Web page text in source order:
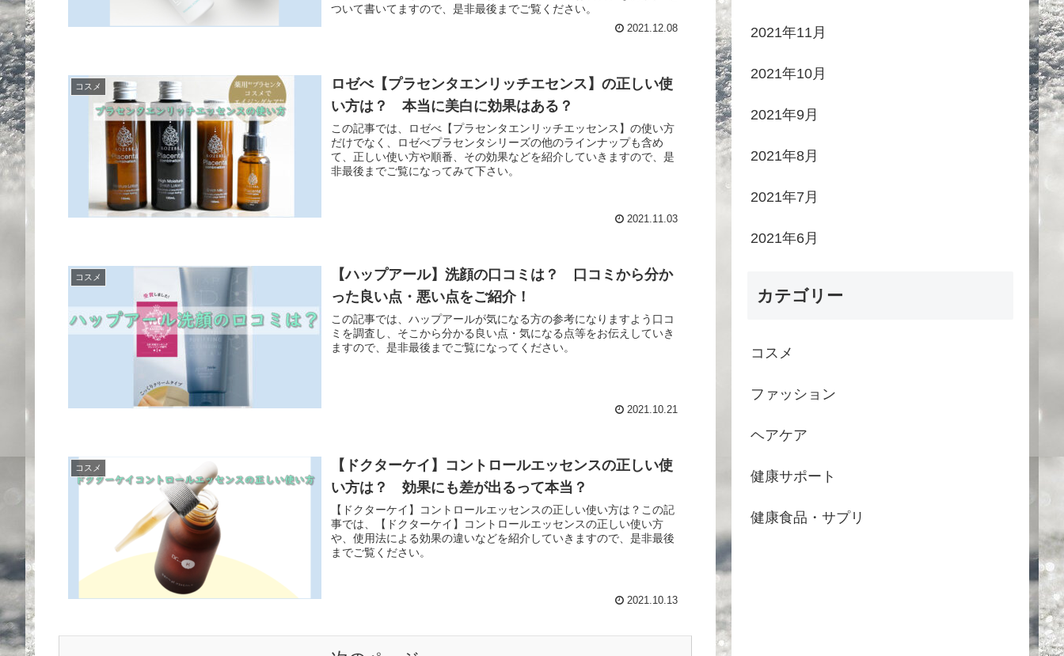
ついて書いてますので、是非最後までご覧ください。
2021.12.08
コスメ
ロゼべ【プラセンタエンリッチエセンス】の正しい使
い方は？ 本当に美白に効果はある？
この記事では、ロゼべ【プラセンタエンリッチエッセンス】の使い方
だけでなく、ロゼべプラセンタシリーズの他のラインナップも含め
て、正しい使い方や順番、その効果などを紹介していきますので、是
非最後までご覧になってみて下さい。
2021.11.03
コスメ
【ハップアール】洗顔の口コミは？ 口コミから分か
った良い点・悪い点をご紹介！
この記事では、ハップアールが気になる方の参考になりますよう口コ
ミを調査し、そこから分かる良い点・気になる点等をお伝えしていき
ますので、是非最後までご覧になってください。
2021.10.21
コスメ
【ドクターケイ】コントロールエッセンスの正しい使
い方は？ 効果にも差が出るって本当？
【ドクターケイ】コントロールエッセンスの正しい使い方は？この記
事では、【ドクターケイ】コントロールエッセンスの正しい使い方
や、使用法による効果の違いなどを紹介していきますので、是非最後
までご覧ください。
2021.10.13
2021年11月
2021年10月
2021年9月
2021年8月
2021年7月
2021年6月
カテゴリー
コスメ
ファッション
ヘアケア
健康サポート
健康食品・サプリ